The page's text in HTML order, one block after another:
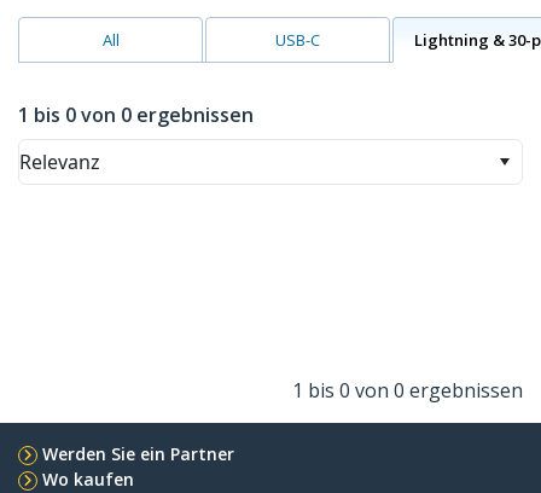
All USB-C Lightning & 30-
1 bis 0 von 0 ergebnissen
Relevanz
1 bis 0 von 0 ergebnissen
Werden Sie ein Partner
Wo kaufen